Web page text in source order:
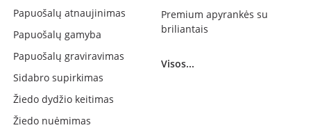
Papuošalų atnaujinimas
Papuošalų gamyba
Papuošalų graviravimas
Sidabro supirkimas
Žiedo dydžio keitimas
Žiedo nuėmimas
Premium apyrankės su
briliantais
Visos...